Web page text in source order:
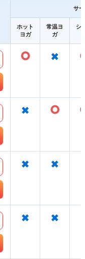
サ
ホット
ヨガ
常温ヨ
ガ
シ
○ ×
× ○
× ×
× ×